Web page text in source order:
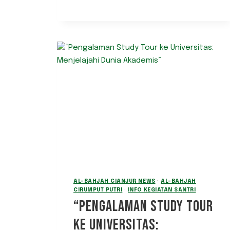
AL-BAHJAH CIANJUR NEWS ·AL-BAHJAH
CIRUMPUT PUTRI
· INFO KEGIATAN SANTRI
“PENGALAMAN STUDY TOUR
KE UNIVERSITAS: